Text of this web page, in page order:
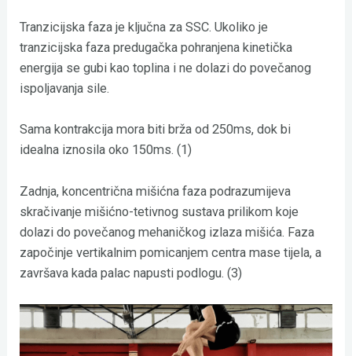
Tranzicijska faza je ključna za SSC. Ukoliko je
tranzicijska faza predugačka pohranjena kinetička
energija se gubi kao toplina i ne dolazi do povečanog
ispoljavanja sile.
Sama kontrakcija mora biti brža od 250ms, dok bi
idealna iznosila oko 150ms. (1)
Zadnja, koncentrična mišićna faza podrazumijeva
skračivanje mišićno-tetivnog sustava prilikom koje
dolazi do povečanog mehaničkog izlaza mišića. Faza
započinje vertikalnim pomicanjem centra mase tijela, a
završava kada palac napusti podlogu. (3)